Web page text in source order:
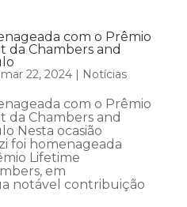
com o Prêmio
da Chambers and
mar 22, 2024| Notícias
com o Prêmio
da Chambers and
Nesta ocasião
foi homenageada
Lifetime
em
notável contribuição